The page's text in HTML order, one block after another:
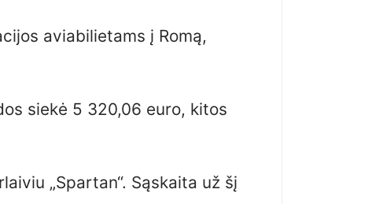
aviabilietams į Romą,
siekė 5 320,06 euro, kitos
„Spartan“. Sąskaita už šį